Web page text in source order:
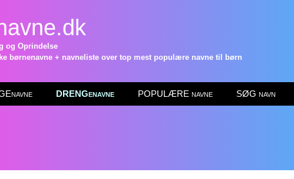
og Oprindelse
børnenavne + navneliste over top mest populære navne til børn
DRENGenavne POPULÆRE navne SØG navn